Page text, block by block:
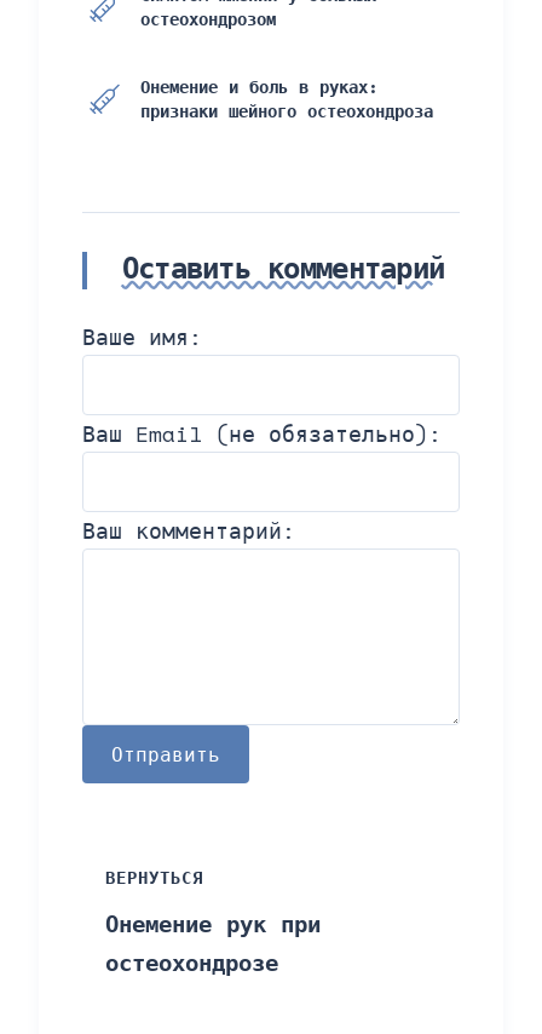
остеохондрозом
Онемение и боль в руках:
признаки шейного остеохондроза
Оставить комментарий
Ваше имя:
Ваш Email (не обязательно):
Ваш комментарий:
Отправить
ВЕРНУТЬСЯ
Онемение рук при
остеохондрозе